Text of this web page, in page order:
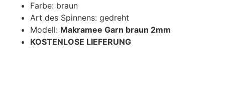
Farbe: braun
Art des Spinnens: gedreht
Modell: Makramee Garn braun 2mm
KOSTENLOSE LIEFERUNG